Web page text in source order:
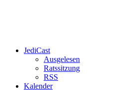
JediCast
Ausgelesen
Ratssitzung
RSS
Kalender